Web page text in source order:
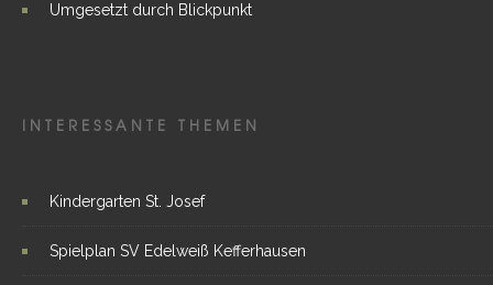
Umgesetzt durch Blickpunkt
INTERESSANTE THEMEN
Kindergarten St. Josef
Spielplan SV Edelweiß Kefferhausen